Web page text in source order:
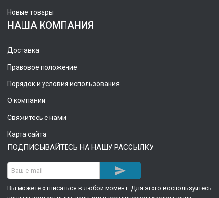
Новые товары
НАША КОМПАНИЯ
Доставка
Правовое положение
Порядок и условия использования
О компании
Свяжитесь с нами
Карта сайта
ПОДПИСЫВАЙТЕСЬ НА НАШУ РАССЫЛКУ

Вы можете отписаться в любой момент. Для этого воспользуйтесь